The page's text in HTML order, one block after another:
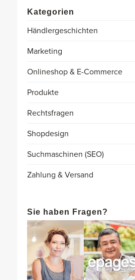
Kategorien
Händlergeschichten
Marketing
Onlineshop & E-Commerce
Produkte
Rechtsfragen
Shopdesign
Suchmaschinen (SEO)
Zahlung & Versand
Sie haben Fragen?